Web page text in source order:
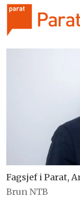
Fagsjef i Parat,
Brun NTB